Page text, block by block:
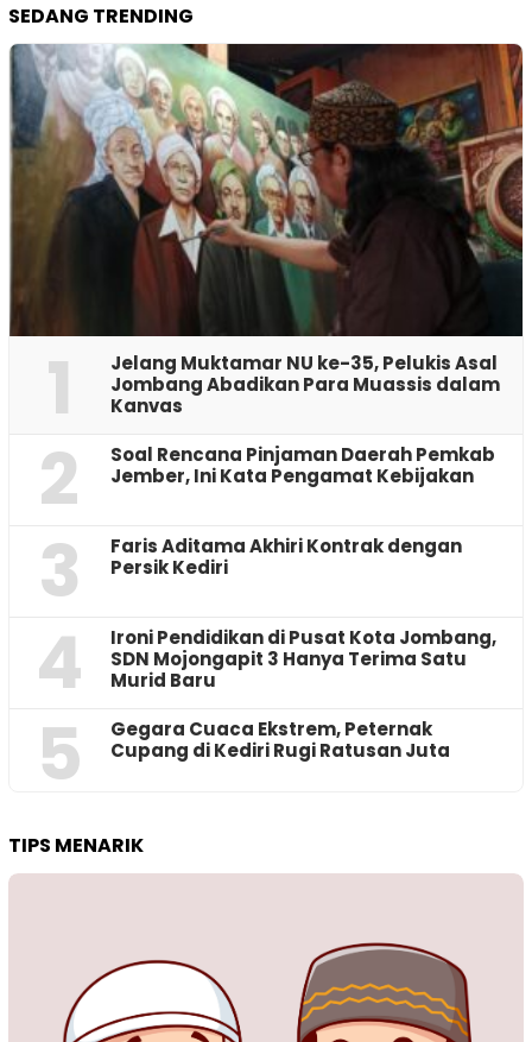
SEDANG TRENDING
1
Jelang Muktamar NU ke-35, Pelukis Asal
Jombang Abadikan Para Muassis dalam
Kanvas
2
‎Soal Rencana Pinjaman Daerah Pemkab
Jember, Ini Kata Pengamat Kebijakan ‎
3
Faris Aditama Akhiri Kontrak dengan
Persik Kediri
4
Ironi Pendidikan di Pusat Kota Jombang,
SDN Mojongapit 3 Hanya Terima Satu
Murid Baru
5
‎Gegara Cuaca Ekstrem, Peternak
Cupang di Kediri Rugi Ratusan Juta
TIPS MENARIK